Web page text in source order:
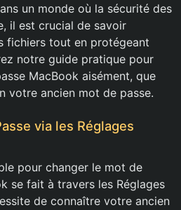
un monde où la sécurité des
il est crucial de savoir
fichiers tout en protégeant
notre guide pratique pour
MacBook aisément, que
votre ancien mot de passe.
via les Réglages
pour changer le mot de
se fait à travers les Réglages
de connaître votre ancien